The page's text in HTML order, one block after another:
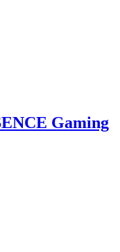
Gaming